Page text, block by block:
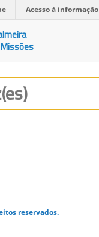
Acesso à informação
reservados.